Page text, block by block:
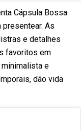
Cápsula Bossa
As
e detalhes
favoritos em
e
dão vida